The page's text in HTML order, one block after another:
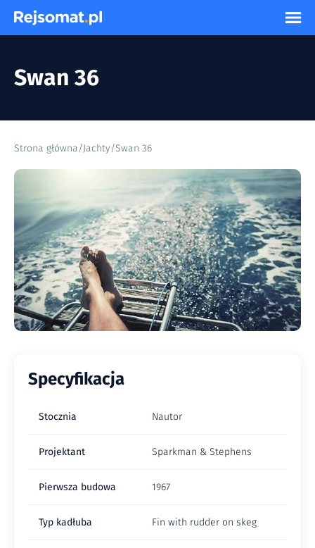
Swan 36
Strona główna/Jachty/Swan 36
Specyfikacja
Stocznia Nautor
Projektant Sparkman & Stephens
Pierwsza budowa 1967
Typ kadłuba Fin with rudder on skeg